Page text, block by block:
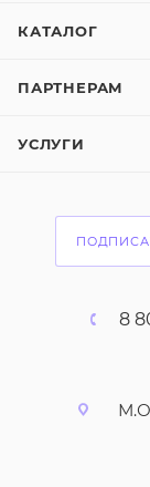
КАТАЛОГ
ПАРТНЕРАМ
УСЛУГИ
8